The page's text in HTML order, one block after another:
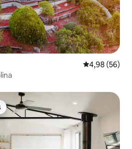
4,98 de uma
4,98 (56)